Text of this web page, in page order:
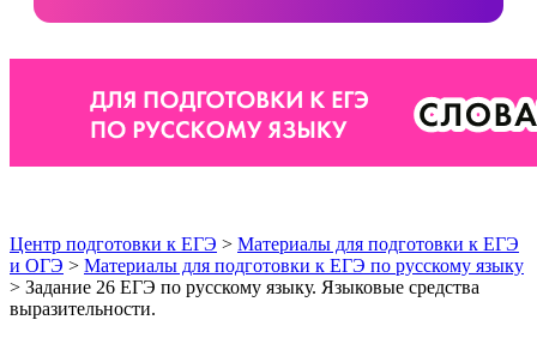
Центр подготовки к ЕГЭ > Материалы для подготовки к ЕГЭ
и ОГЭ > Материалы для подготовки к ЕГЭ по русскому языку
> Задание 26 ЕГЭ по русскому языку. Языковые средства
выразительности.